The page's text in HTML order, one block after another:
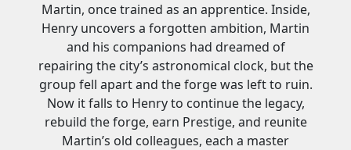
Martin, once trained as an apprentice. Inside,
Henry uncovers a forgotten ambition, Martin
and his companions had dreamed of
repairing the city’s astronomical clock, but the
group fell apart and the forge was left to ruin.
Now it falls to Henry to continue the legacy,
rebuild the forge, earn Prestige, and reunite
Martin’s old colleagues, each a master